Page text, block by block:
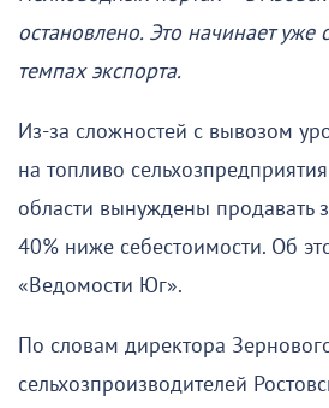
остановлено. Это начинает уже
темпах экспорта.
Из-за сложностей с вывозом
на топливо
области вынуждены продавать
40% ниже себестоимости. Об
«Ведомости Юг».
По словам директора
сельхозпроизводителей